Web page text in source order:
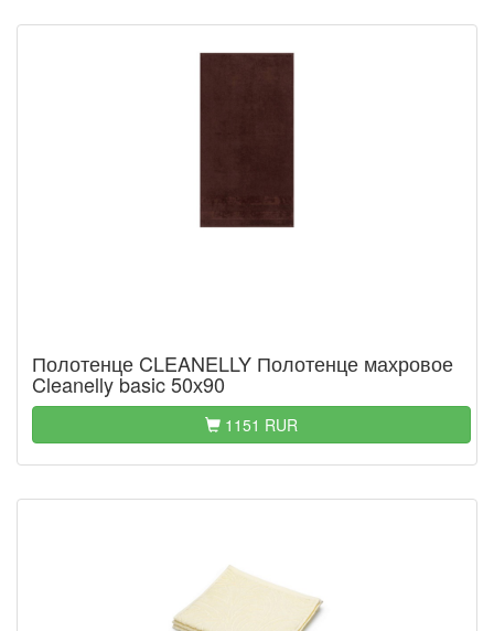
Полотенце CLEANELLY Полотенце махровое
Cleanelly basic 50х90
1151 RUR